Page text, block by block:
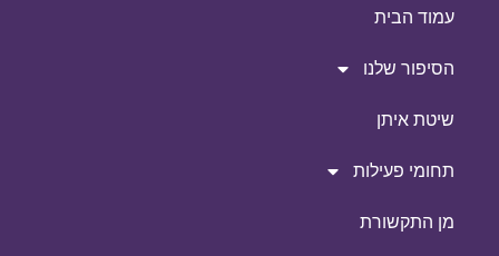
עמוד הבית
הסיפור שלנו
שיטת איתן
תחומי פעילות
מן התקשורת